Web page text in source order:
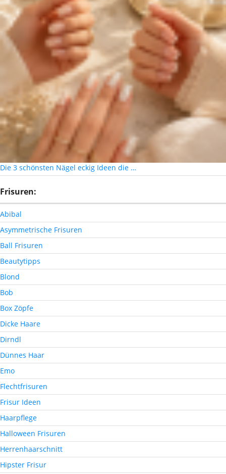
Die 3 schönsten Nägel eckig Ideen die …
Frisuren:
Abibal
Asymmetrische Frisuren
Ball Frisuren
Beautytipps
Blond
Bob
Box Zöpfe
Dicke Haare
Dirndl
Dünnes Haar
Emo
Flechtfrisuren
Frisur Ideen
Haarpflege
Halloween Frisuren
Herrenhaarschnitt
Hipster Frisur